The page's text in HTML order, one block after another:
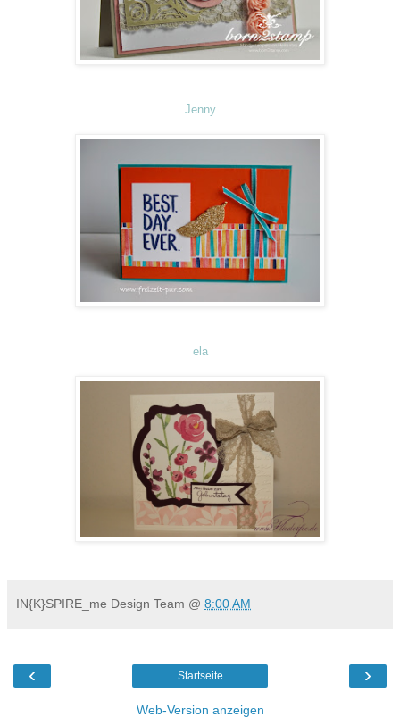
Jenny
ela
IN{K}SPIRE_me Design Team @ 8:00 AM
‹ ›
Startseite
Web-Version anzeigen